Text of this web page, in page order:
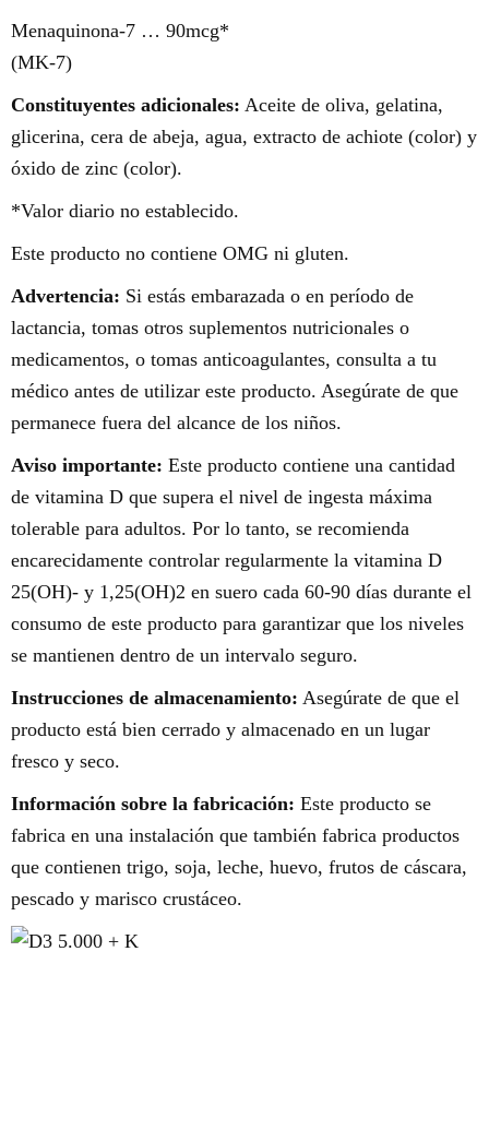
Menaquinona-7 … 90mcg*
(MK-7)
Constituyentes adicionales: Aceite de oliva, gelatina,
glicerina, cera de abeja, agua, extracto de achiote (color) y
óxido de zinc (color).
*Valor diario no establecido.
Este producto no contiene OMG ni gluten.
Advertencia: Si estás embarazada o en período de
lactancia, tomas otros suplementos nutricionales o
medicamentos, o tomas anticoagulantes, consulta a tu
médico antes de utilizar este producto. Asegúrate de que
permanece fuera del alcance de los niños.
Aviso importante: Este producto contiene una cantidad
de vitamina D que supera el nivel de ingesta máxima
tolerable para adultos. Por lo tanto, se recomienda
encarecidamente controlar regularmente la vitamina D
25(OH)- y 1,25(OH)2 en suero cada 60-90 días durante el
consumo de este producto para garantizar que los niveles
se mantienen dentro de un intervalo seguro.
Instrucciones de almacenamiento: Asegúrate de que el
producto está bien cerrado y almacenado en un lugar
fresco y seco.
Información sobre la fabricación: Este producto se
fabrica en una instalación que también fabrica productos
que contienen trigo, soja, leche, huevo, frutos de cáscara,
pescado y marisco crustáceo.